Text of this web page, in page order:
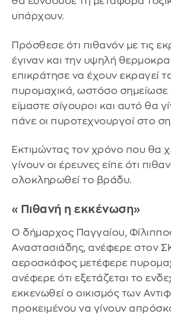
υπάρχουν.
Πρόσθεσε ότι πιθανόν με τις
έγιναν και την υψηλή
επικράτησε να έχουν εκραγεί
πυρομαχικά, ωστόσο σημείωσε
είμαστε σίγουροι και αυτό θα
πάνε οι πυροτεχνουργοί στο
Εκτιμώντας τον χρόνο που θα
γίνουν οι έρευνες είπε ότι
ολοκληρωθεί το βράδυ.
«Πιθανή η εκκένωση»
Ο δήμαρχος Παγγαίου,
Αναστασιάδης, ανέφερε στον
αεροσκάφος μετέφερε
ανέφερε ότι εξετάζεται το
εκκενωθεί ο οικισμός των
προκειμένου να γίνουν